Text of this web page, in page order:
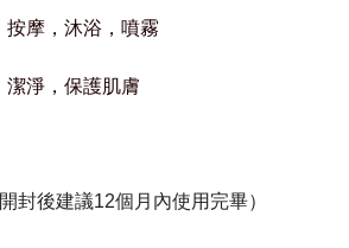
摩，沐浴，噴霧
潔淨，保護肌膚
開封後建議12個月內使用完畢）